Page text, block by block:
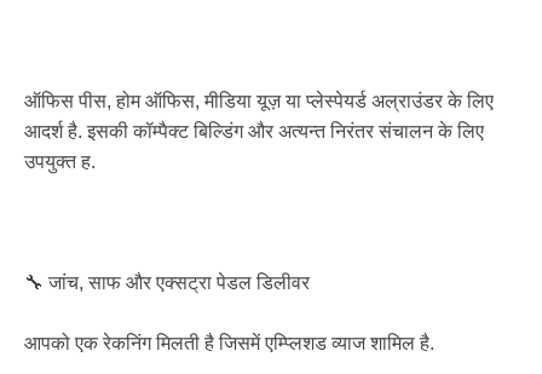
ऑफिस पीस, होम ऑफिस, मीडिया यूज़ या प्लेस्पेयर्ड अल्राउंडर के लिए
आदर्श है. इसकी कॉम्पैक्ट बिल्डिंग और अत्यन्त निरंतर संचालन के लिए
उपयुक्त ह.
🔧 जांच, साफ और एक्सट्रा पेडल डिलीवर
आपको एक रेकनिंग मिलती है जिसमें एम्प्लिशड व्याज शामिल है.